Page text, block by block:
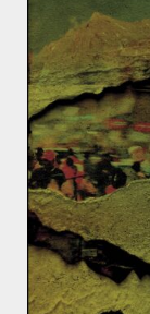
ACTUALITÉS
AFRIQUE DU NORD
JAPON
Anastasia
Un été sur